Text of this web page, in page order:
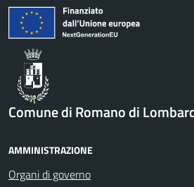
Comune di Romano di
AMMINISTRAZIONE
Organi di governo